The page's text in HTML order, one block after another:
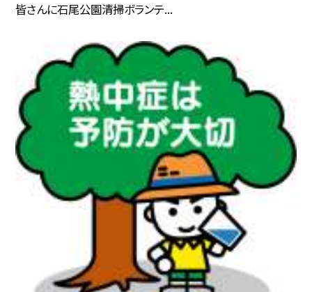
皆さんに石尾公園清掃ボランテ...